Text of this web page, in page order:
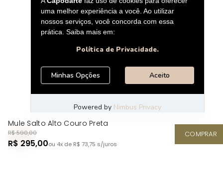
Mule Salto Alto Couro Preta
R$ 590,00
R$ 295,00ou 4x de R$ 73,75 s/juros
COMPRAR